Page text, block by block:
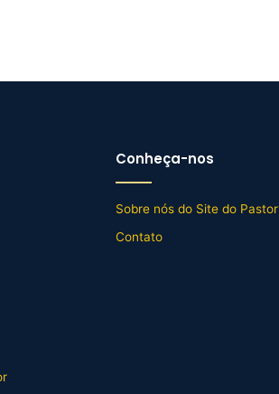
Conheça-nos
Sobre nós do Site do Pastor
Contato